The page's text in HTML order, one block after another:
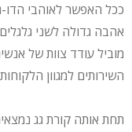
ככל האפשר לאוהבי הדו-
אהבה גדולה לשני
מוביל עודד צוות של
השירותים למגוון
תחת אותה קורת גג